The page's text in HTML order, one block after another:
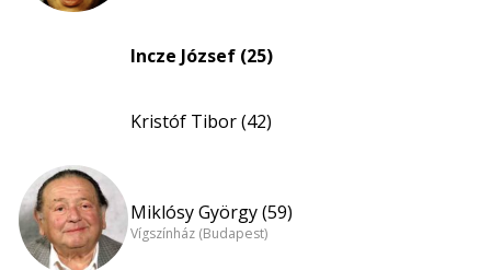
Incze József (25)
Kristóf Tibor (42)
Miklósy György (59)
Vígszínház (Budapest)